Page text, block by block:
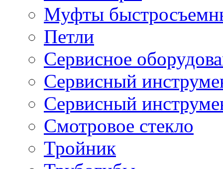
Муфты
Петли
Сервисное
Сервисный
Сервисный
Смотровое стекло
Тройник